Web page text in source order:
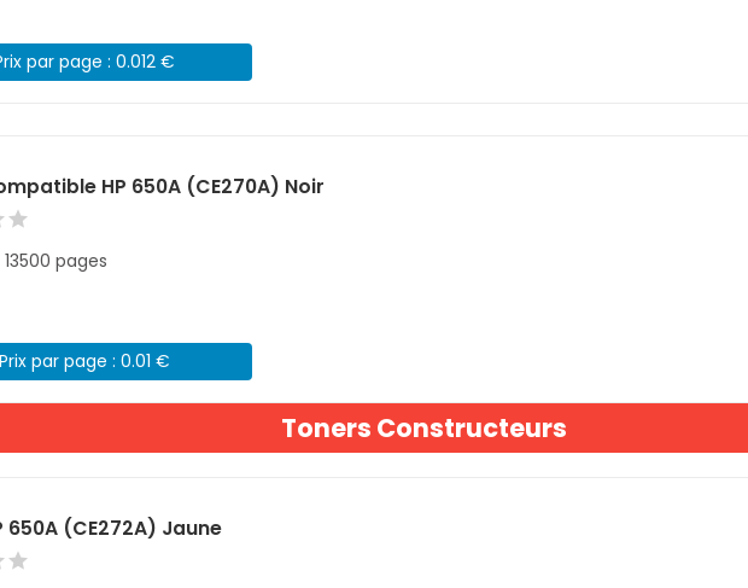
par page : 0.012 €
HP 650A (CE270A) Noir
pages
Prix par page : 0.01 €
Toners Constructeurs
650A (CE272A) Jaune